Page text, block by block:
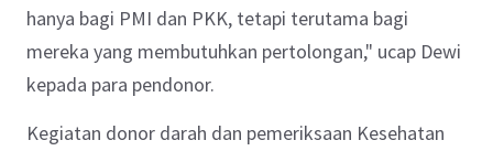
hanya bagi PMI dan PKK, tetapi terutama bagi
mereka yang membutuhkan pertolongan," ucap Dewi
kepada para pendonor.
Kegiatan donor darah dan pemeriksaan Kesehatan